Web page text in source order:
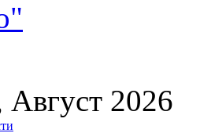
Август 2026